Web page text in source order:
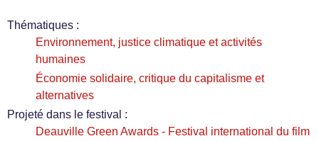
Thématiques :
Environnement, justice climatique et activités
humaines
Économie solidaire, critique du capitalisme et
alternatives
Projeté dans le festival :
Deauville Green Awards - Festival international du film